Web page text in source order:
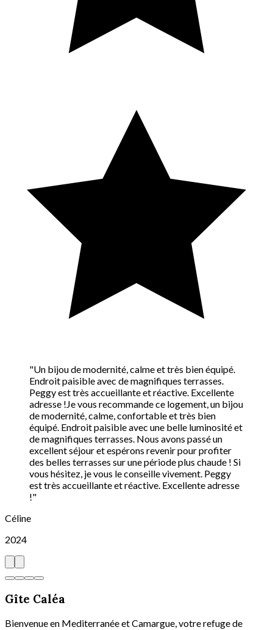
"Un bijou de modernité, calme et très bien équipé.
Endroit paisible avec de magnifiques terrasses.
Peggy est très accueillante et réactive. Excellente
adresse !Je vous recommande ce logement, un bijou
de modernité, calme, confortable et très bien
équipé. Endroit paisible avec une belle luminosité et
de magnifiques terrasses. Nous avons passé un
excellent séjour et espérons revenir pour profiter
des belles terrasses sur une période plus chaude ! Si
vous hésitez, je vous le conseille vivement. Peggy
est très accueillante et réactive. Excellente adresse
!"
Céline
2024
Gîte Caléa
Bienvenue en Mediterranée et Camargue, votre refuge de